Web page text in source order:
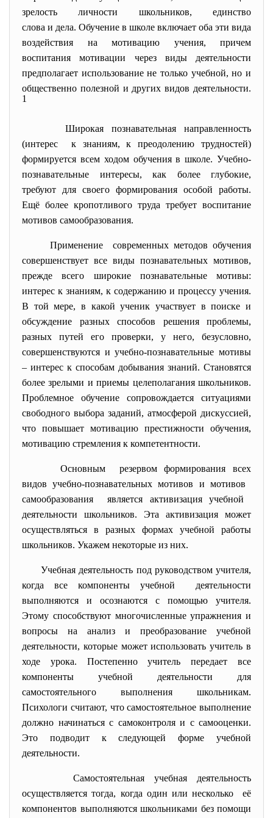
зрелость личности школьников, единство
слова и дела. Обучение в школе включает оба эти вида
воздействия на мотивацию учения, причем
воспитания мотивации через виды деятельности
предполагает использование не только учебной, но и
общественно полезной и других видов деятельности.
1
Широкая познавательная направленность
(интерес к знаниям, к преодолению трудностей)
формируется всем ходом обучения в школе. Учебно-
познавательные интересы, как более глубокие,
требуют для своего формирования особой работы.
Ещё более кропотливого труда требует воспитание
мотивов самообразования.
Применение современных методов обучения
совершенствует все виды познавательных мотивов,
прежде всего широкие познавательные мотивы:
интерес к знаниям, к содержанию и процессу учения.
В той мере, в какой ученик участвует в поиске и
обсуждение разных способов решения проблемы,
разных путей его проверки, у него, безусловно,
совершенствуются и учебно-познавательные мотивы
– интерес к способам добывания знаний. Становятся
более зрелыми и приемы целеполагания школьников.
Проблемное обучение сопровождается ситуациями
свободного выбора заданий, атмосферой дискуссией,
что повышает мотивацию престижности обучения,
мотивацию стремления к компетентности.
Основным резервом формирования всех
видов учебно-познавательных мотивов и мотивов
самообразования является активизация учебной
деятельности школьников. Эта активизация может
осуществляться в разных формах учебной работы
школьников. Укажем некоторые из них.
Учебная деятельность под руководством учителя,
когда все компоненты учебной деятельности
выполняются и осознаются с помощью учителя.
Этому способствуют многочисленные упражнения и
вопросы на анализ и преобразование учебной
деятельности, которые может использовать учитель в
ходе урока. Постепенно учитель передает все
компоненты учебной деятельности для
самостоятельного выполнения школьникам.
Психологи считают, что самостоятельное выполнение
должно начинаться с самоконтроля и с самооценки.
Это подводит к следующей форме учебной
деятельности.
Самостоятельная учебная деятельность
осуществляется тогда, когда один или несколько её
компонентов выполняются школьниками без помощи